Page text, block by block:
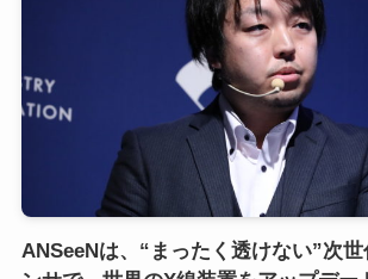
ANSeeNは、“まったく透けない”次